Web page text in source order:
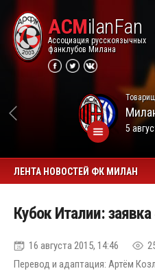
ACMilanFan
Ассоциация русскоязычных
фанклубов Милана
5
ЛЕНТА НОВОСТЕЙ ФК МИЛАН
Кубок Италии:
16 августа 2015, 14:46
Перевод и адаптация: Артём